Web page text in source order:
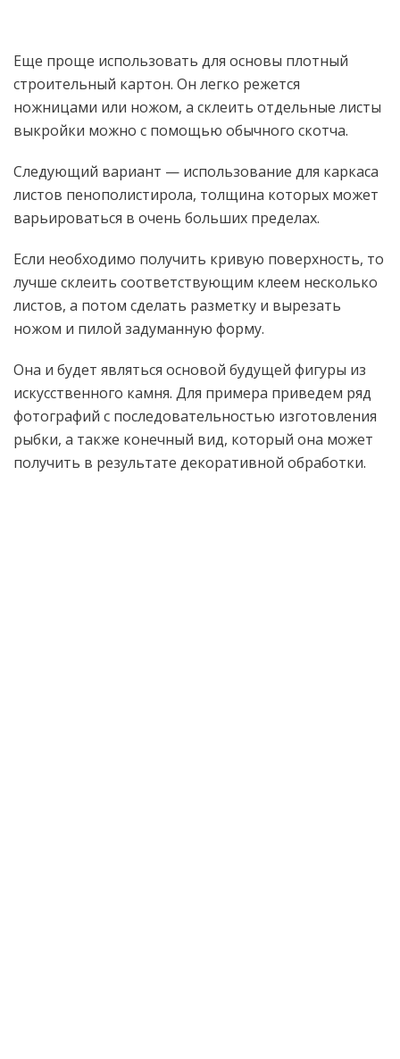
Еще проще использовать для основы плотный
строительный картон. Он легко режется
ножницами или ножом, а склеить отдельные листы
выкройки можно с помощью обычного скотча.
Следующий вариант — использование для каркаса
листов пенополистирола, толщина которых может
варьироваться в очень больших пределах.
Если необходимо получить кривую поверхность, то
лучше склеить соответствующим клеем несколько
листов, а потом сделать разметку и вырезать
ножом и пилой задуманную форму.
Она и будет являться основой будущей фигуры из
искусственного камня. Для примера приведем ряд
фотографий с последовательностью изготовления
рыбки, а также конечный вид, который она может
получить в результате декоративной обработки.